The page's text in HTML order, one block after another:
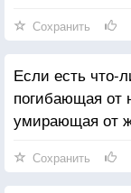
Сохранить
Если есть что-
погибающая от
умирающая от
Сохранить